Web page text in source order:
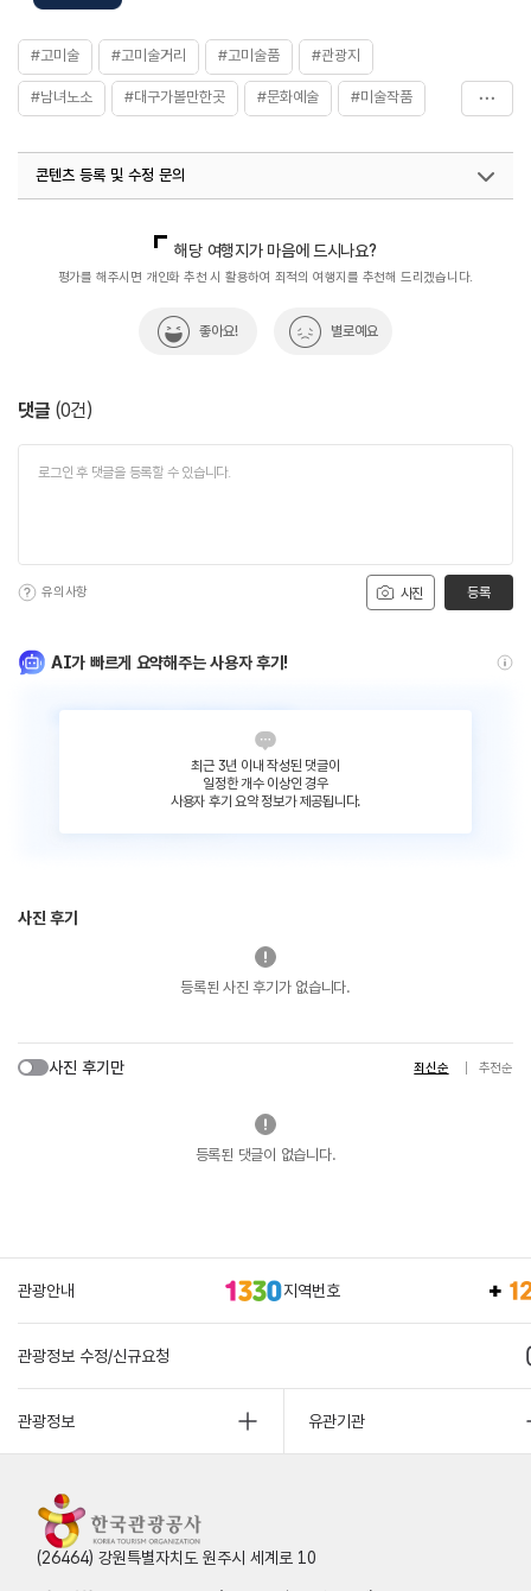
#고미술 #고미술거리 #고미술품 #관광지
#남녀노소 #대구가볼만한곳 #문화예술 #미술작품
콘텐츠 등록 및 수정 문의
열린관광콘텐츠팀(열린관광-모두의여행)
033-738-3425
해당 여행지가 마음에 드시나요?
평가를 해주시면 개인화 추천 시 활용하여 최적의 여행지를 추천해 드리겠습니다.
좋아요! 별로예요
댓글 (0건)
사진
유의사항 등록
AI가 빠르게 요약해주는 사용자 후기!
최근 3년 이내 작성된 댓글이
일정한 개수 이상인 경우
사용자 후기 요약 정보가 제공됩니다.
사진 후기
등록된 사진 후기가 없습니다.
사진 후기만 최신순 추천순
등록된 댓글이 없습니다.
관광안내 지역번호
관광정보 수정/신규요청
관광정보 유관기관
(26464) 강원특별자치도 원주시 세계로 10